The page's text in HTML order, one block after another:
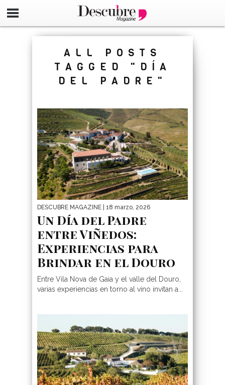
google-site-
ALL POSTS
TAGGED "DÍA
DEL PADRE"
DESCUBRE MAGAZINE | 18 marzo, 2026
Un Día del Padre
entre Viñedos:
Experiencias para
Brindar en el Douro
Entre Vila Nova de Gaia y el valle del Douro,
varias experiencias en torno al vino invitan a...